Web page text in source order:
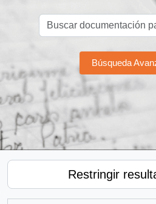
Búsqueda
Restringir